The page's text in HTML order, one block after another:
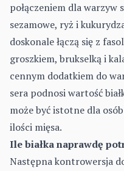
połączeniem dla warzyw
sezamowe, ryż i
doskonale łączą się z
groszkiem, brukselką i
cennym dodatkiem do
sera podnosi wartość
może być istotne dla
ilości mięsa.
Ile białka naprawdę
Następna kontrowersja